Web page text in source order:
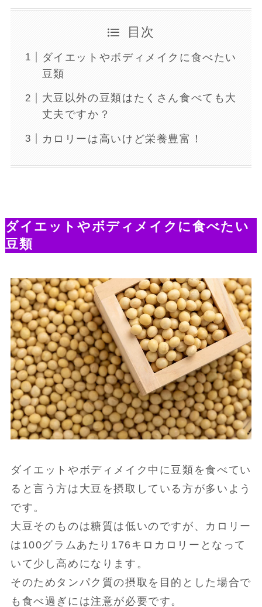
目次
ダイエットやボディメイクに食べたい
豆類
大豆以外の豆類はたくさん食べても大
丈夫ですか？
カロリーは高いけど栄養豊富！
ダイエットやボディメイクに食べたい
豆類
ダイエットやボディメイク中に豆類を食べてい
ると言う方は大豆を摂取している方が多いよう
です。
大豆そのものは糖質は低いのですが、カロリー
は100グラムあたり176キロカロリーとなって
いて少し高めになります。
そのためタンパク質の摂取を目的とした場合で
も食べ過ぎには注意が必要です。